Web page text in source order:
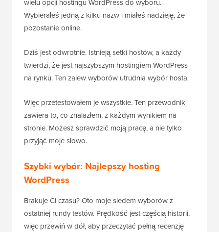
wielu opcji hostingu WordPress do wyboru.
Wybierałeś jedną z kilku nazw i miałeś nadzieję, że
pozostanie online.
Dziś jest odwrotnie. Istnieją setki hostów, a każdy
twierdzi, że jest najszybszym hostingiem WordPress
na rynku. Ten zalew wyborów utrudnia wybór hosta.
Więc przetestowałem je wszystkie. Ten przewodnik
zawiera to, co znalazłem, z każdym wynikiem na
stronie. Możesz sprawdzić moją pracę, a nie tylko
przyjąć moje słowo.
Szybki wybór: Najlepszy hosting
WordPress
Brakuje Ci czasu? Oto moje siedem wyborów z
ostatniej rundy testów. Prędkość jest częścią historii,
więc przewiń w dół, aby przeczytać pełną recenzję